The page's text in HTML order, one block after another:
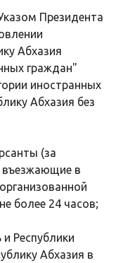
Президента
Абхазия
граждан"
иностранных
Абхазия без
(за
въезжающие в
более 24 часов;
Республики
Абхазия в